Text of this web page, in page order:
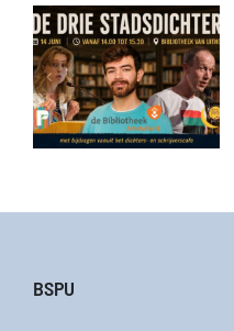
Palingpoëzie
BSPU